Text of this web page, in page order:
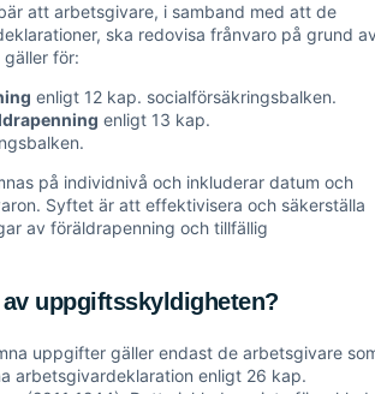
att arbetsgivare, i samband med att de
ska redovisa frånvaro på grund
för:
enligt 12 kap. socialförsäkringsbalken.
enligt 13 kap.
på individnivå och inkluderar datum och
Syftet är att effektivisera och säkerställa
av föräldrapenning och tillfällig
uppgiftsskyldigheten?
uppgifter gäller endast de arbetsgivare
arbetsgivardeklaration enligt 26 kap.